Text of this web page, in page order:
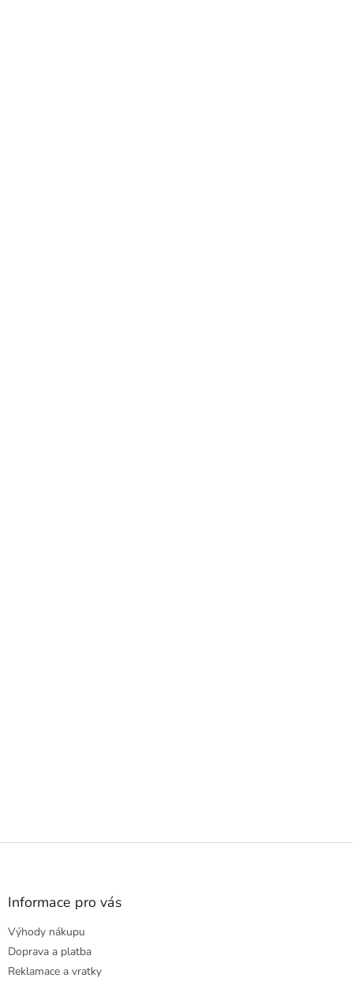
Z
Informace pro vás
Výhody nákupu
Doprava a platba
Reklamace a vratky